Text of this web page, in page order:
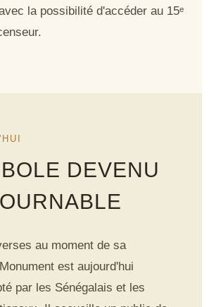
la possibilité d'accéder au 15ᵉ
DEVENU
au moment de sa
est aujourd'hui
par les Sénégalais et les